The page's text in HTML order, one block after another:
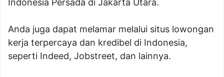
Indonesia Persada di Jakarta Utara.
Anda juga dapat melamar melalui situs lowongan
kerja terpercaya dan kredibel di Indonesia,
seperti Indeed, Jobstreet, dan lainnya.